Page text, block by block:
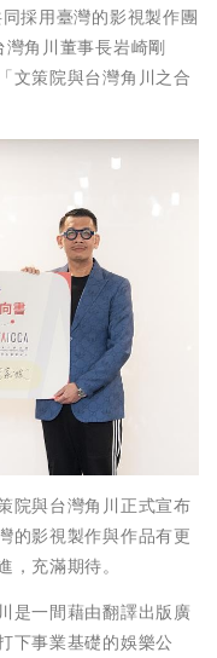
採用臺灣的影視製作團
角川董事長岩崎剛
文策院與台灣角川之合
院與台灣角川正式宣布
的影視製作與作品有更
充滿期待。
是一間藉由翻譯出版廣
下事業基礎的娛樂公